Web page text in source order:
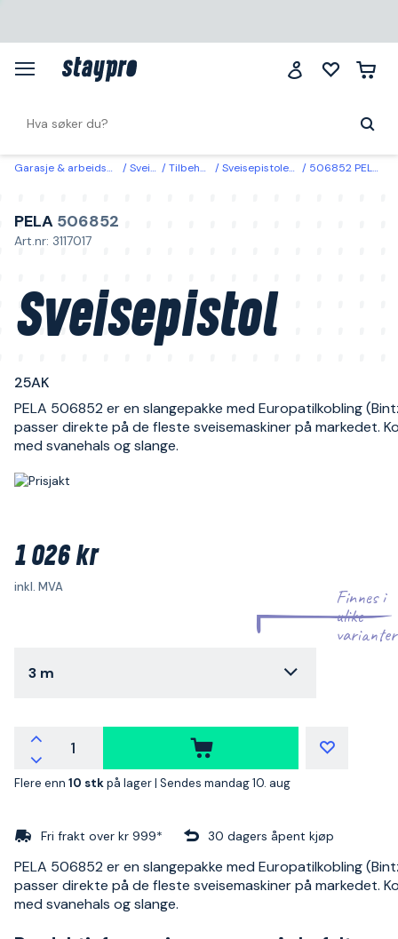
Garasje & arbeidsplass Sveising Tilbehør sveis Sveisepistoler & fugebrenner 506852 PELA Sveisepistol 25AK 3 m
PELA 506852
Art.nr: 3117017
Sveisepistol
25AK
PELA 506852 er en slangepakke med Europatilkobling
passer direkte på de fleste sveisemaskiner på markedet.
med svanehals og slange.
1 026 kr
inkl. MVA
Finnes i
ulike
varianter
3 m
Flere enn 10 stkpå lager | Sendes mandag 10. aug
Fri frakt over kr 999* 30 dagers åpent kjøp
PELA 506852 er en slangepakke med Europatilkobling
passer direkte på de fleste sveisemaskiner på markedet.
med svanehals og slange.